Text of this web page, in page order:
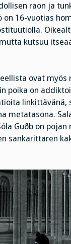
raon ja
on 16-vuotias
kutsuu
ovat myös
poika on
linkittävänä,
metatasona.
Guðb on pojan
sankarittaren